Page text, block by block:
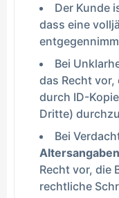
Der Kunde
dass eine
Bei
das Recht vor,
durch ID-
Dritte)
Bei
Altersangaben
Recht vor, die
rechtliche